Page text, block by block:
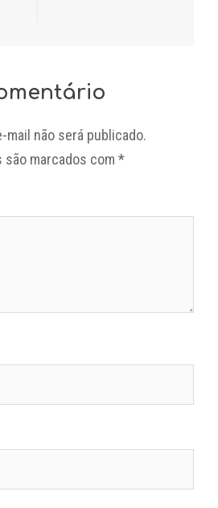
mail não será publicado.
marcados com *